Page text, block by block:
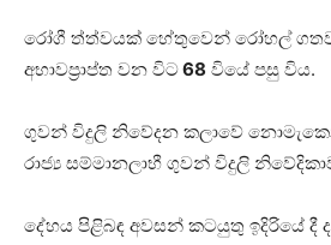
රෝගී ත්ත්වයක් හේතුවෙන් රෝහල්
අභාවප්‍රාප්ත වන විට68 වියේ පසු විය.
ගුවන් විදුලි නිවේදන කලාවේ
රාජ්‍ය සම්මානලාභී ගුවන් විදුලි
දේහය පිළිබඳ අවසන් කටයුතු ඉදිරියේ දී